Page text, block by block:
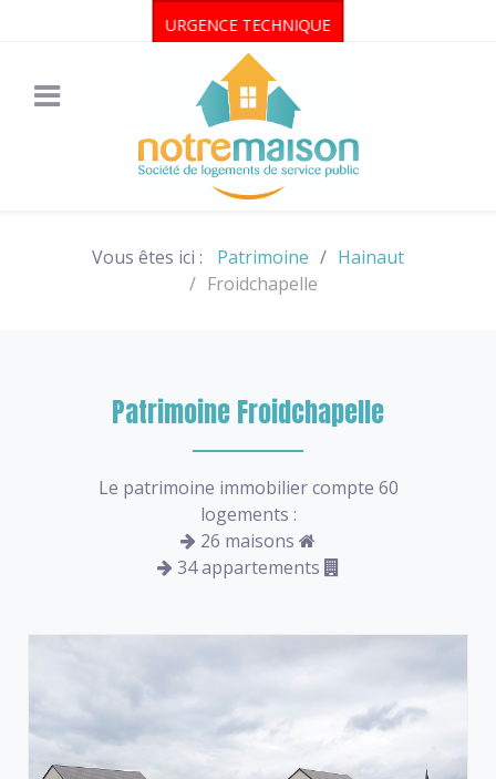
URGENCE TECHNIQUE
Vous êtes ici : Patrimoine
Hainaut
Froidchapelle
Patrimoine Froidchapelle
Le patrimoine immobilier compte 60
logements :
26 maisons
34 appartements